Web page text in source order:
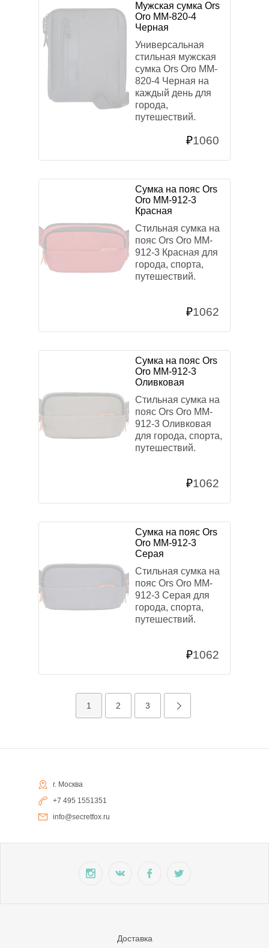
Мужская сумка Ors
Oro MM-820-4
Черная
Универсальная
стильная мужская
сумка Ors Oro MM-
820-4 Черная на
каждый день для
города,
путешествий.
₽1060
Сумка на пояс Ors
Oro MM-912-3
Красная
Стильная сумка на
пояс Ors Oro MM-
912-3 Красная для
города, спорта,
путешествий.
₽1062
Сумка на пояс Ors
Oro MM-912-3
Оливковая
Стильная сумка на
пояс Ors Oro MM-
912-3 Оливковая
для города, спорта,
путешествий.
₽1062
Сумка на пояс Ors
Oro MM-912-3
Серая
Стильная сумка на
пояс Ors Oro MM-
912-3 Серая для
города, спорта,
путешествий.
₽1062
1 2 3
г. Москва
+7 495 1551351
info@secretfox.ru
Доставка